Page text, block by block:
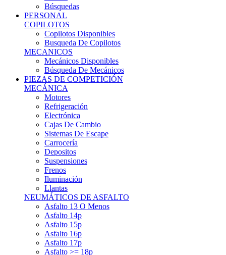
Búsquedas
PERSONAL
COPILOTOS
Copilotos Disponibles
Busqueda De Copilotos
MECANICOS
Mecánicos Disponibles
Búsqueda De Mecánicos
PIEZAS DE COMPETICIÓN
MECÁNICA
Motores
Refrigeración
Electrónica
Cajas De Cambio
Sistemas De Escape
Carrocería
Depositos
Suspensiones
Frenos
Iluminación
Llantas
NEUMÁTICOS DE ASFALTO
Asfalto 13 O Menos
Asfalto 14p
Asfalto 15p
Asfalto 16p
Asfalto 17p
Asfalto >= 18p